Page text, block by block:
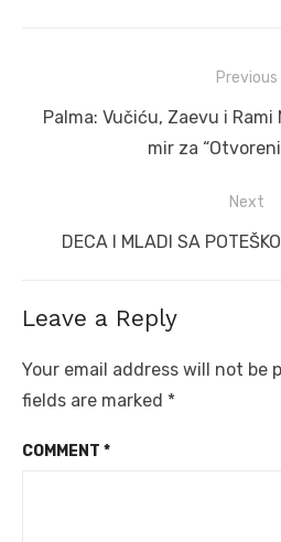
navigation
Previous
Previous
Palma: Vučiću, Zaevu i
mir za
Next
Next
DECA I MLADI SA
Leave a Reply
Your email address will not be
fields are marked *
COMMENT *